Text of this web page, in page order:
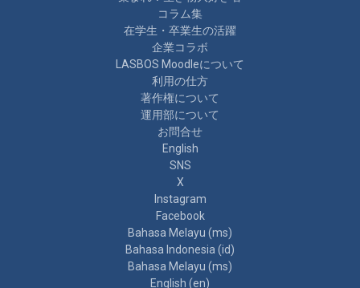
コラム集
在学生・卒業生の活躍
企業コラボ
LASBOS Moodleについて
利用の仕方
著作権について
運用部について
お問合せ
English
SNS
X
Instagram
Facebook
Bahasa Melayu ‎(ms)‎
Bahasa Indonesia ‎(id)‎
Bahasa Melayu ‎(ms)‎
English ‎(en)‎